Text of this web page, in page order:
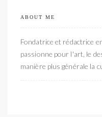
ABOUT ME
Fondatrice et rédactrice
passionne pour l'art, le
manière plus générale la